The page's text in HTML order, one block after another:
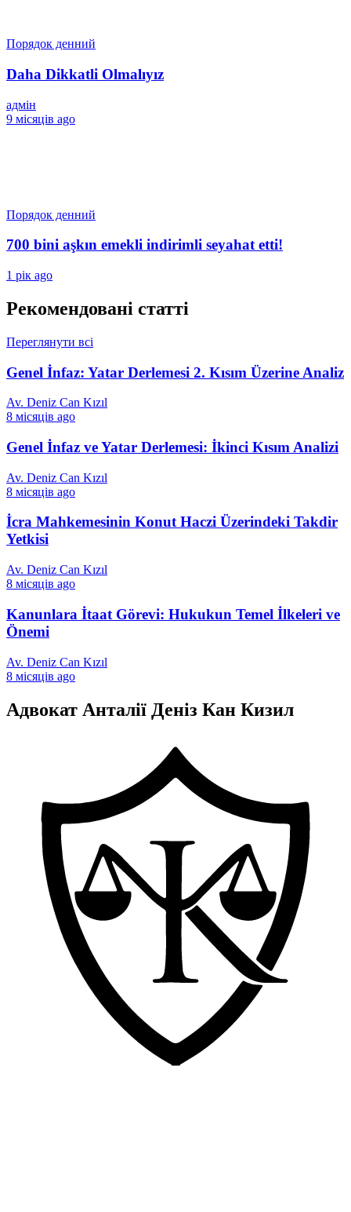
Порядок денний
Daha Dikkatli Olmalıyız
адмін
9 місяців ago
Порядок денний
700 bini aşkın emekli indirimli seyahat etti!
1 рік ago
Рекомендовані статті
Переглянути всі
Genel İnfaz: Yatar Derlemesi 2. Kısım Üzerine Analiz
Av. Deniz Can Kızıl
8 місяців ago
Genel İnfaz ve Yatar Derlemesi: İkinci Kısım Analizi
Av. Deniz Can Kızıl
8 місяців ago
İcra Mahkemesinin Konut Haczi Üzerindeki Takdir
Yetkisi
Av. Deniz Can Kızıl
8 місяців ago
Kanunlara İtaat Görevi: Hukukun Temel İlkeleri ve
Önemi
Av. Deniz Can Kızıl
8 місяців ago
Адвокат Анталії Деніз Кан Кизил